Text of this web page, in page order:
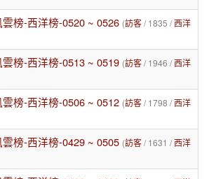
榜-西洋榜-0520 ~ 0526 (訪客/ 1835 /西洋
榜-西洋榜-0513 ~ 0519 (訪客/ 1946 /西洋
榜-西洋榜-0506 ~ 0512 (訪客/ 1798 /西洋
榜-西洋榜-0429 ~ 0505 (訪客/ 1631 /西洋